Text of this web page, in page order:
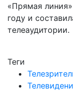
«Прямая
году и
телеаудитории.
Теги